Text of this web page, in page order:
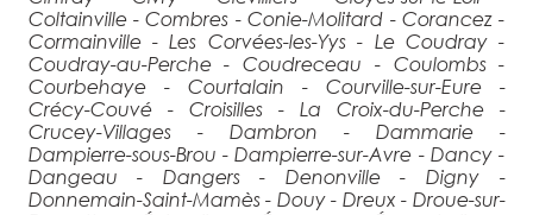
Coltainville - Combres - Conie-Molitard - Corancez -
Cormainville - Les Corvées-les-Yys - Le Coudray -
Coudray-au-Perche - Coudreceau - Coulombs -
Courbehaye - Courtalain - Courville-sur-Eure -
Crécy-Couvé - Croisilles - La Croix-du-Perche -
Crucey-Villages - Dambron - Dammarie -
Dampierre-sous-Brou - Dampierre-sur-Avre - Dancy -
Dangeau - Dangers - Denonville - Digny -
Donnemain-Saint-Mamès - Douy - Dreux - Droue-sur-